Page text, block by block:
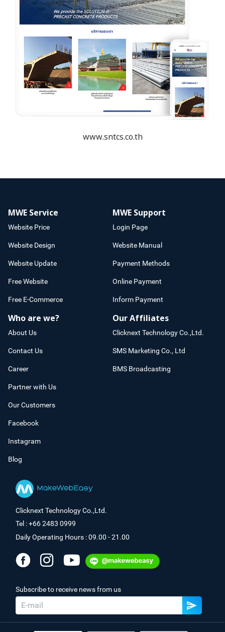
www.sntcs.co.th
MWE Service
Website Price
Website Design
Website Update
Free Website
Free E-Commerce
MWE Support
Login Page
Website Manual
Payment Methods
Online Payment
Inform Payment
Who are we?
About Us
Contact Us
Career
Partner with Us
Our Customers
Facebook
Instagram
Blog
Our Affiliates
Clicknext Technology Co.,Ltd.
SMS Marketing Co., Ltd
BMS Broadcasting
Clicknext Technology Co.,Ltd.
Tel : +66 2483 0999
Daily Operating Hours : 09.00 - 21.00
Subscribe to receive news from us